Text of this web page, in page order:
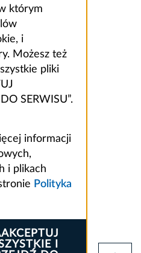
którym
i
Możesz też
pliki
SERWISU”.
informacji
i plikach
Polityka
I